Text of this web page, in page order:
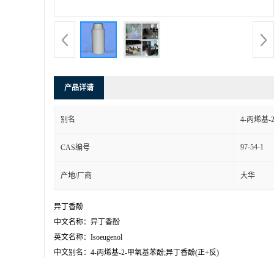
产品详请
别名 4-丙烯基-
CAS编号 97-54-1
产地/厂商 大华
异丁香酚
中文名称：异丁香酚
英文名称：Isoeugenol
中文别名：4-丙烯基-2-甲氧基苯酚;异丁香酚(正+反)